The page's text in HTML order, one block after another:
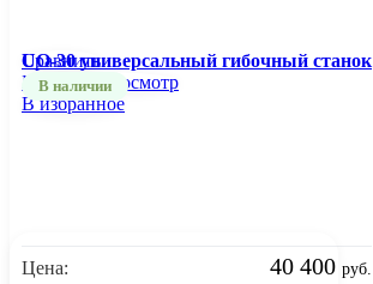
Сравнить
Быстрый просмотр
В избранное
UO-30 универсальный гибочный станок
В наличии
Цена: 40 400 руб.